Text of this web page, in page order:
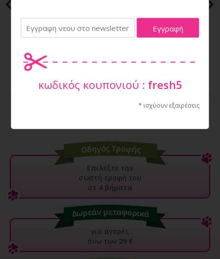
GOURMET GOLD ΚΟΜΜΑΤΑΚΙΑ ΣΕ ΣΑΛΤΣΑ 24Χ85gr
Επιλέξτε την
σωστή τροφή του
σε 4 βήματα
για αγορές
άνω των 29 €
κωδικός κουπονιού : fresh5
* ισχύουν εξαιρέσεις